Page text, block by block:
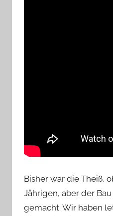
Bisher war die Theiß,
Jährigen, aber der
gemacht. Wir haben